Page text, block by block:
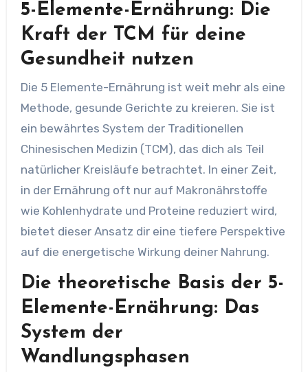
5-Elemente-Ernährung: Die
Kraft der TCM für deine
Gesundheit nutzen
Die 5 Elemente-Ernährung ist weit mehr als eine
Methode, gesunde Gerichte zu kreieren. Sie ist
ein bewährtes System der Traditionellen
Chinesischen Medizin (TCM), das dich als Teil
natürlicher Kreisläufe betrachtet. In einer Zeit,
in der Ernährung oft nur auf Makronährstoffe
wie Kohlenhydrate und Proteine reduziert wird,
bietet dieser Ansatz dir eine tiefere Perspektive
auf die energetische Wirkung deiner Nahrung.
Die theoretische Basis der 5-
Elemente-Ernährung: Das
System der
Wandlungsphasen